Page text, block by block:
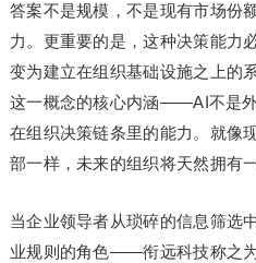
答案不是规模，不是现有市场份
力。更重要的是，这种决策能力
变为建立在组织基础设施之上的
这一概念的核心内涵——AI不是
在组织决策链条里的能力。就像
部一样，未来的组织将天然拥有
当企业领导者从琐碎的信息筛选
业规则的角色——衔远科技称之